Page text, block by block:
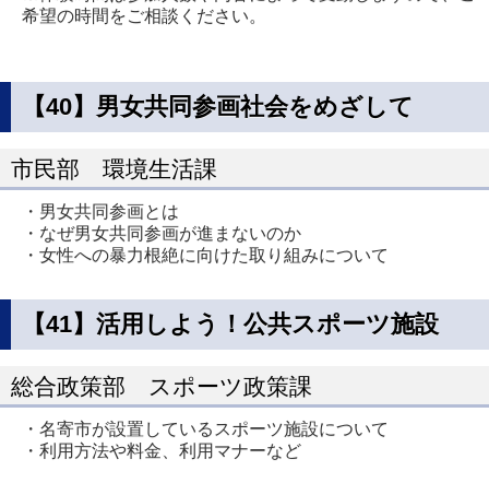
希望の時間をご相談ください。
【40】男女共同参画社会をめざして
市民部 環境生活課
・男女共同参画とは
・なぜ男女共同参画が進まないのか
・女性への暴力根絶に向けた取り組みについて
【41】活用しよう！公共スポーツ施設
総合政策部 スポーツ政策課
・名寄市が設置しているスポーツ施設について
・利用方法や料金、利用マナーなど